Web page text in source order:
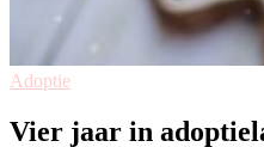
Adoptie
Vier jaar in